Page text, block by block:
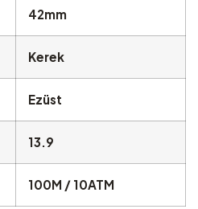
42mm
Kerek
Ezüst
13.9
100M / 10ATM